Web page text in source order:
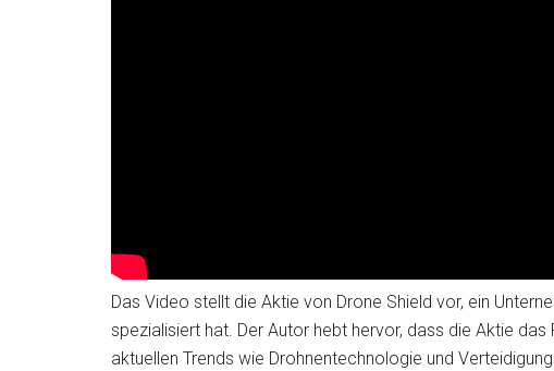
Das Video stellt die Aktie von Drone Shield vor, ein
spezialisiert hat. Der Autor hebt hervor, dass die Aktie
aktuellen Trends wie Drohnentechnologie und